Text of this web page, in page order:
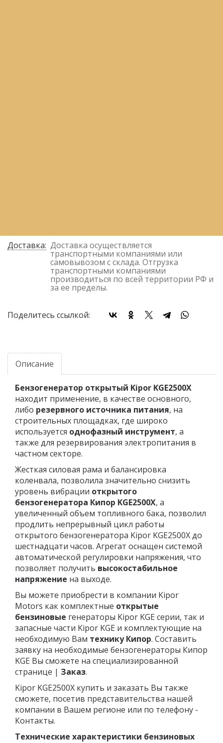
Доставка: Доставка осуществляется
транспортными компаниями или
самовывозом с склада. Отгрузка
транспортными компаниями
производиться по всей территории РФ и
за ее пределы.
Поделитесь ссылкой:
Описание
Бензогенератор открытый Kipor KGE2500X
находит применение, в качестве основного,
либо резервного источника питания, на
строительных площадках, где широко
используется однофазный инструмент, а
также для резервирования электропитания в
частном секторе.
Жесткая силовая рама и балансировка
коленвала, позволила значительно снизить
уровень вибрации открытого
бензогенератора Кипор KGE2500X, а
увеличенный объем топливного бака, позволил
продлить непрерывный цикл работы
открытого бензогенератора Kipor KGE2500X до
шестнадцати часов. Агрегат оснащен системой
автоматической регулировки напряжения, что
позволяет получить высокостабильное
напряжение на выходе.
Вы можете приобрести в компании Kipor
Motors как комплектные открытые
бензиновые генераторы Kipor KGE серии, так и
запасные части Kipor KGE и комплектующие на
необходимую Вам технику Кипор. Составить
заявку на необходимые бензогенераторы Кипор
KGE Вы сможете на специализированной
странице | Заказ.
Kipor KGE2500X купить и заказать Вы также
сможете, посетив представительства нашей
компании в Вашем регионе или по телефону -
Контакты.
Технические характеристики бензиновых